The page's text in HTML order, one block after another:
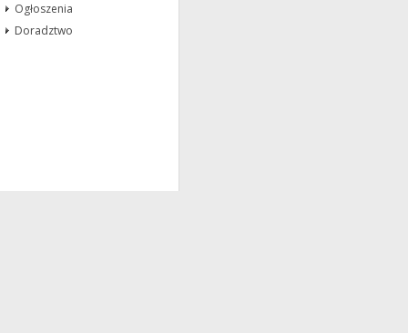
Ogłoszenia
Doradztwo